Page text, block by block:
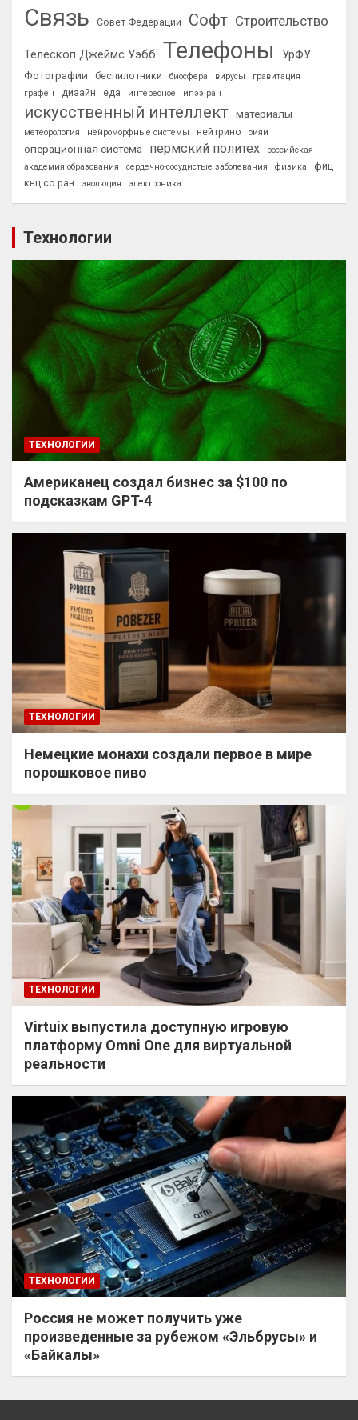
Связь Совет Федерации Софт Строительство
Телескоп Джеймс Уэбб Телефоны УрФУ
Фотографии беспилотники биосфера вирусы
гравитация
графен
дизайн еда интересное ипээ ран
искусственный интеллект материалы
метеорология нейроморфные системы нейтрино оияи
операционная система пермский политех
российская
академия образования
сердечно-сосудистые заболевания физика
фиц
кнц со ран
эволюция электроника
Технологии
ТЕХНОЛОГИИ
Американец создал бизнес за $100 по
подсказкам GPT-4
ТЕХНОЛОГИИ
Немецкие монахи создали первое в мире
порошковое пиво
ТЕХНОЛОГИИ
Virtuix выпустила доступную игровую
платформу Omni One для виртуальной
реальности
ТЕХНОЛОГИИ
Россия не может получить уже
произведенные за рубежом «Эльбрусы» и
«Байкалы»